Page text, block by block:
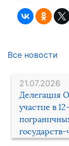
21.07.2026
Делегация
участие в
Все новости